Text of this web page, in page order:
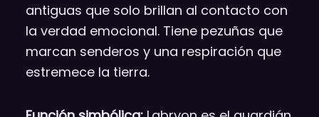
antiguas que solo brillan al contacto con
la verdad emocional. Tiene pezuñas que
marcan senderos y una respiración que
estremece la tierra.